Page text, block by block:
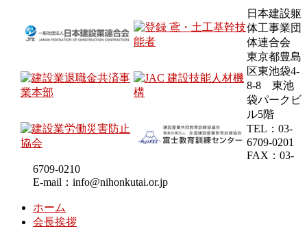
日本建設躯
体工事業団
体連合会
東京都豊島
区東池袋4-
8-8 東池
袋パークビ
ル5階
TEL：03-
6709-0201
FAX：03-
6709-0210
E-mail：info@nihonkutai.or.jp
ホーム
会長挨拶